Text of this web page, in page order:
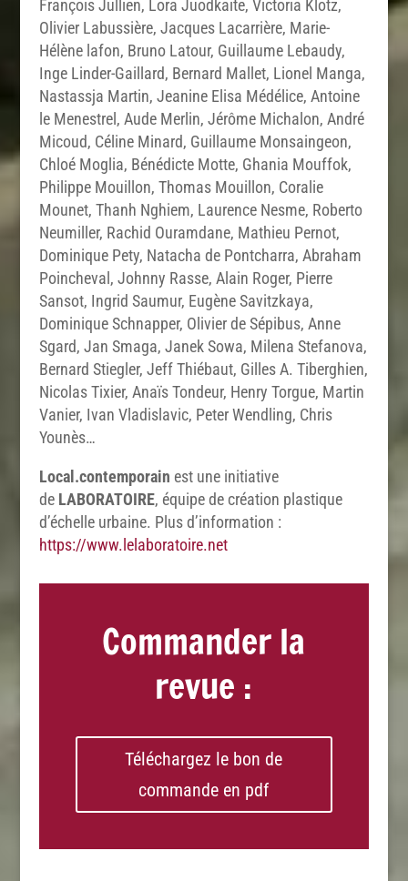
François Jullien, Lora Juodkaite, Victoria Klotz,
Olivier Labussière, Jacques Lacarrière, Marie-
Hélène lafon, Bruno Latour, Guillaume Lebaudy,
Inge Linder-Gaillard, Bernard Mallet, Lionel Manga,
Nastassja Martin, Jeanine Elisa Médélice, Antoine
le Menestrel, Aude Merlin, Jérôme Michalon, André
Micoud, Céline Minard, Guillaume Monsaingeon,
Chloé Moglia, Bénédicte Motte, Ghania Mouffok,
Philippe Mouillon, Thomas Mouillon, Coralie
Mounet, Thanh Nghiem, Laurence Nesme, Roberto
Neumiller, Rachid Ouramdane, Mathieu Pernot,
Dominique Pety, Natacha de Pontcharra, Abraham
Poincheval, Johnny Rasse, Alain Roger, Pierre
Sansot, Ingrid Saumur, Eugène Savitzkaya,
Dominique Schnapper, Olivier de Sépibus, Anne
Sgard, Jan Smaga, Janek Sowa, Milena Stefanova,
Bernard Stiegler, Jeff Thiébaut, Gilles A. Tiberghien,
Nicolas Tixier, Anaïs Tondeur, Henry Torgue, Martin
Vanier, Ivan Vladislavic, Peter Wendling, Chris
Younès…
Local.contemporain est une initiative
de LABORATOIRE, équipe de création plastique
d’échelle urbaine. Plus d’information :
https://www.lelaboratoire.net
Commander la
revue :
Téléchargez le bon de
commande en pdf